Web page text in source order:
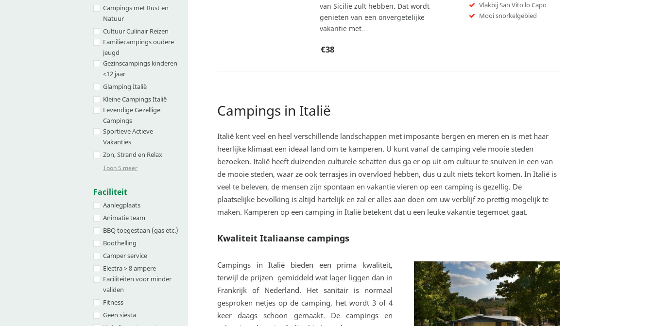
Campings met Rust en
Natuur
Cultuur Culinair Reizen
Familiecampings oudere
jeugd
Gezinscampings kinderen
<12 jaar
Glamping Italië
Kleine Campings Italië
Levendige Gezellige
Campings
Sportieve Actieve
Vakanties
Zon, Strand en Relax
Toon 5 meer
Faciliteit
Aanlegplaats
Animatie team
BBQ toegestaan (gas etc.)
Boothelling
Camper service
Electra > 8 ampere
Faciliteiten voor minder
validen
Fitness
Geen siësta
van Sicilië zult hebben. Dat wordt
genieten van een onvergetelijke
vakantie met…
Vlakbij San Vito lo Capo
Mooi snorkelgebied
€38
Campings in Italië
Italië kent veel en heel verschillende landschappen met imposante bergen en meren en is met haar
heerlijke klimaat een ideaal land om te kamperen. U kunt vanaf de camping vele mooie steden
bezoeken. Italië heeft duizenden culturele schatten dus ga er op uit om cultuur te snuiven in een van
de mooie steden, waar ze ook terrasjes in overvloed hebben, dus u zult niets tekort komen. In Italië is
veel te beleven, de mensen zijn spontaan en vakantie vieren op een camping is gezellig. De
plaatselijke bevolking is altijd hartelijk en zal er alles aan doen om uw verblijf zo prettig mogelijk te
maken. Kamperen op een camping in Italië betekent dat u een leuke vakantie tegemoet gaat.
Kwaliteit Italiaanse campings
Campings in Italië bieden een prima kwaliteit,
terwijl de prijzen gemiddeld wat lager liggen dan in
Frankrijk of Nederland. Het sanitair is normaal
gesproken netjes op de camping, het wordt 3 of 4
keer daags schoon gemaakt. De campings en